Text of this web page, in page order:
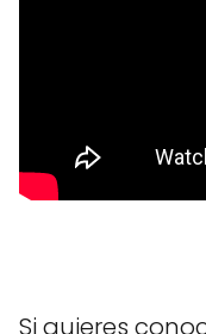
Si quieres